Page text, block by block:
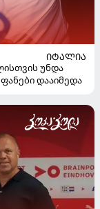
ᲘᲢᲐᲚᲘᲐ
უნდა
დააიმედა